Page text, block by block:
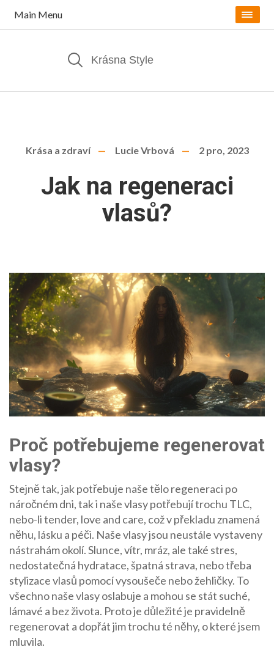
Main Menu
Krása a zdraví Lucie Vrbová 2 pro, 2023
Jak na regeneraci
vlasů?
Proč potřebujeme regenerovat
vlasy?
Stejně tak, jak potřebuje naše tělo regeneraci po
náročném dni, tak i naše vlasy potřebují trochu TLC,
nebo-li tender, love and care, což v překladu znamená
něhu, lásku a péči. Naše vlasy jsou neustále vystaveny
nástrahám okolí. Slunce, vítr, mráz, ale také stres,
nedostatečná hydratace, špatná strava, nebo třeba
stylizace vlasů pomocí vysoušeče nebo žehličky. To
všechno naše vlasy oslabuje a mohou se stát suché,
lámavé a bez života. Proto je důležité je pravidelně
regenerovat a dopřát jim trochu té něhy, o které jsem
mluvila.